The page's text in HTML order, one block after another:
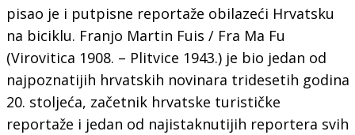
pisao je i putpisne reportaže obilazeći Hrvatsku
na biciklu. Franjo Martin Fuis / Fra Ma Fu
(Virovitica 1908. – Plitvice 1943.) je bio jedan od
najpoznatijih hrvatskih novinara tridesetih godina
20. stoljeća, začetnik hrvatske turističke
reportaže i jedan od najistaknutijih reportera svih